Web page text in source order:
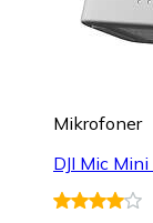
Mikrofoner
DJI Mic